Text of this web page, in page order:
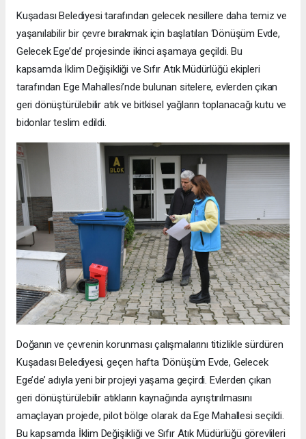
Kuşadası Belediyesi tarafından gelecek nesillere daha temiz ve
yaşanılabilir bir çevre bırakmak için başlatılan ‘Dönüşüm Evde,
Gelecek Ege’de’ projesinde ikinci aşamaya geçildi. Bu
kapsamda İklim Değişikliği ve Sıfır Atık Müdürlüğü ekipleri
tarafından Ege Mahallesi’nde bulunan sitelere, evlerden çıkan
geri dönüştürülebilir atık ve bitkisel yağların toplanacağı kutu ve
bidonlar teslim edildi.
Doğanın ve çevrenin korunması çalışmalarını titizlikle sürdüren
Kuşadası Belediyesi, geçen hafta ‘Dönüşüm Evde, Gelecek
Ege’de’ adıyla yeni bir projeyi yaşama geçirdi. Evlerden çıkan
geri dönüştürülebilir atıkların kaynağında ayrıştırılmasını
amaçlayan projede, pilot bölge olarak da Ege Mahallesi seçildi.
Bu kapsamda İklim Değişikliği ve Sıfır Atık Müdürlüğü görevlileri